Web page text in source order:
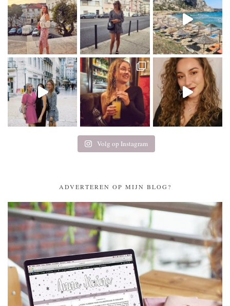
Volg op Instagram
ADVERTEREN OP MIJN BLOG?